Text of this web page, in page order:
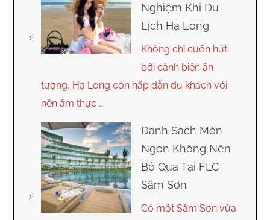
Nghiệm Khi Du
Lịch Hạ Long
Không chỉ cuốn hút
bởi cảnh biển ấn
tượng, Hạ Long còn hấp dẫn du khách với
nền ẩm thực …
Danh Sách Món
Ngon Không Nên
Bỏ Qua Tại FLC
Sầm Sơn
Có một Sầm Sơn vừa